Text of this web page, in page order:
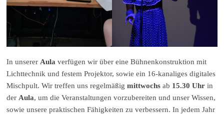
In unserer Aula verfügen wir über eine Bühnenkonstruktion mit
Lichttechnik und festem Projektor, sowie ein 16-kanaliges digitales
Mischpult. Wir treffen uns regelmäßigmittwochs ab 15.30 Uhr in
der Aula, um die Veranstaltungen vorzubereiten und unser Wissen,
sowie unsere praktischen Fähigkeiten zu verbessern. In jedem Jahr